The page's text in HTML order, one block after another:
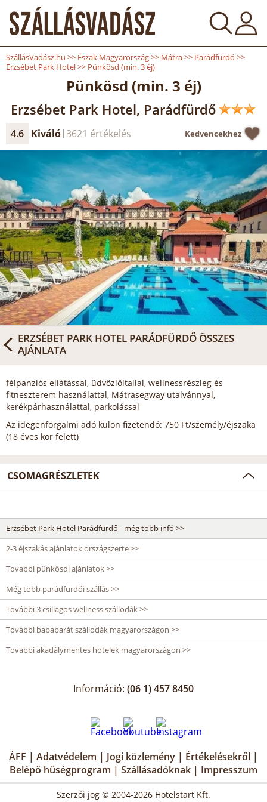
SzállásVadász.hu >> Észak Magyarország>> Mátra>> Parádfürdő >>
Erzsébet Park Hotel>> Pünkösd (min. 3 éj)
Pünkösd (min. 3 éj)
Erzsébet Park Hotel, Parádfürdő
4.6 Kiváló 3621 értékelés Kedvencekhez
ERZSÉBET PARK HOTEL PARÁDFÜRDŐ ÖSSZES
AJÁNLATA
félpanziós ellátással, üdvözlőitallal, wellnessrészleg és
fitneszterem használattal, Mátrasegway utalvánnyal,
kerékpárhasználattal, parkolással
Az idegenforgalmi adó külön fizetendő: 750 Ft/személy/éjszaka
(18 éves kor felett)
CSOMAGRÉSZLETEK
Erzsébet Park Hotel Parádfürdő - még több infó >>
2-3 éjszakás ajánlatok országszerte >>
További pünkösdi ajánlatok >>
Még több parádfürdői szállás >>
További 3 csillagos wellness szállodák >>
További bababarát szállodák magyarországon >>
További akadálymentes hotelek magyarországon >>
Információ: (06 1) 457 8450
ÁFF | Adatvédelem | Jogi közlemény | Értékelésekről |
Belépő hűségprogram | Szállásadóknak | Impresszum
Szerzői jog © 2004-2026 Hotelstart Kft.